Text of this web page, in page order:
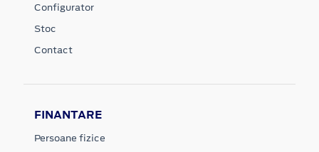
Configurator
Stoc
Contact
FINANTARE
Persoane fizice